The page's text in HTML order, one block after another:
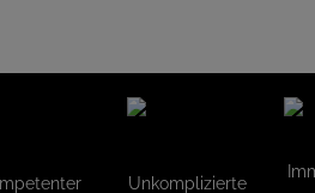
Unkomplizierte